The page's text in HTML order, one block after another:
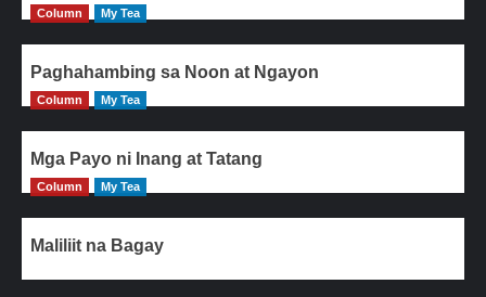
Column My Tea
Paghahambing sa Noon at Ngayon
Column My Tea
Mga Payo ni Inang at Tatang
Column My Tea
Maliliit na Bagay